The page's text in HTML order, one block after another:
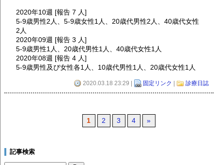
2020年10週 [報告 7 人]
5-9歳男性2人、5-9歳女性1人、20歳代男性2人、40歳代女性
2人
2020年09週 [報告 3 人]
5-9歳男性1人、20歳代男性1人、40歳代女性1人
2020年08週 [報告 4 人]
5-9歳男性及び女性各1人、10歳代男性1人、20歳代女性1人
2020.03.18 23:29 | 固定リンク | 診療日誌
1 2 3 4 »
記事検索